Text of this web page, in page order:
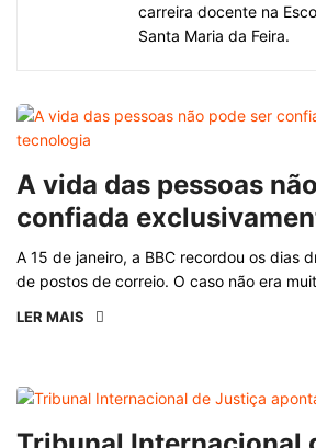
carreira docente na
Santa Maria da Feira.
A vida das pessoas
confiada
A 15 de janeiro, a BBC recordou os dias
de postos de correio. O caso não era
LER MAIS